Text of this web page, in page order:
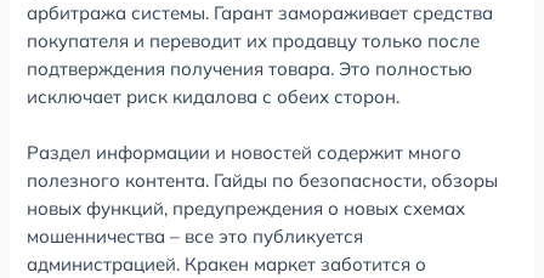
арбитража системы. Гарант замораживает средства
покупателя и переводит их продавцу только после
подтверждения получения товара. Это полностью
исключает риск кидалова с обеих сторон.
Раздел информации и новостей содержит много
полезного контента. Гайды по безопасности, обзоры
новых функций, предупреждения о новых схемах
мошенничества – все это публикуется
администрацией. Кракен маркет заботится о